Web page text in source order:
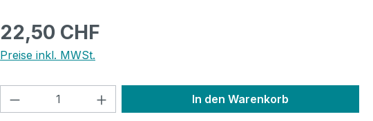
Regulärer Preis:
22,50 CHF
Preise inkl. MWSt.
Produkt Anzahl: Gib den gewünschten Wert
In den Warenkorb